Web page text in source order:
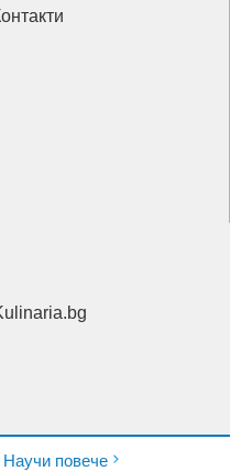
Научи повече
Контакти
Kulinaria.bg